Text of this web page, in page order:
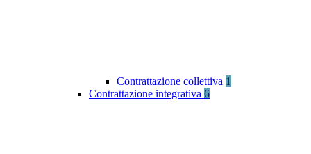
Contrattazione collettiva 1
Contrattazione integrativa 6